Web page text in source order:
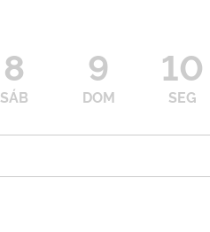
8
SÁB
9
DOM
10
SEG